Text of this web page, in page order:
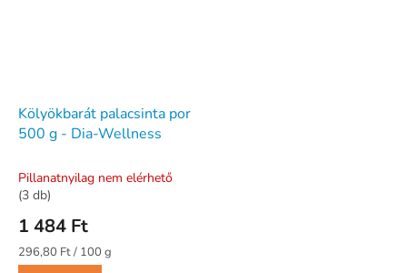
Kölyökbarát palacsinta por
500 g - Dia-Wellness
Pillanatnyilag nem elérhető
(3 db)
1 484 Ft
Egységár:
296,80 Ft / 100 g